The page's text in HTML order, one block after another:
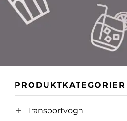
PRODUKTKATEGORIER
Transportvogn